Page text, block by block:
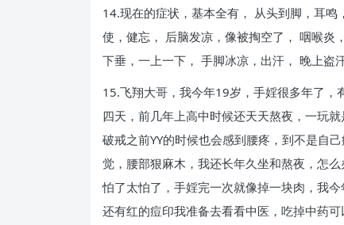
14.现在的症状，基本全有， 从头到脚，耳
使，健忘， 后脑发凉，像被掏空了， 咽喉炎
下垂，一上一下， 手脚冰凉，出汗， 晚上盗
15.飞翔大哥，我今年19岁，手婬很多年了
四天，前几年上高中时候还天天熬夜，一玩
破戒之前YY的时候也会感到腰疼，到不是自
觉，腰部狠麻木，我还长年久坐和熬夜，怎
怕了太怕了，手婬完一次就像掉一块肉，我今
还有红的痘印我准备去看看中医，吃掉中药